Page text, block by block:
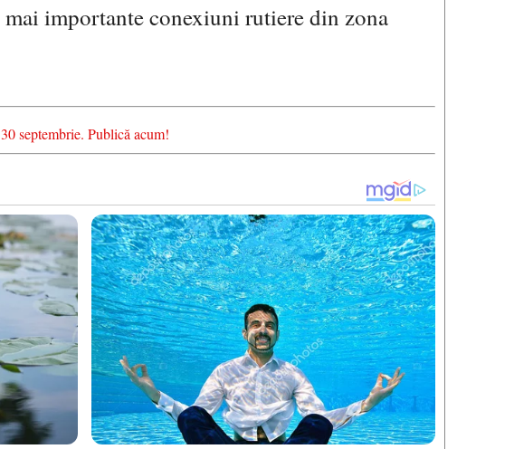
importante conexiuni rutiere din zona
septembrie. Publică acum!